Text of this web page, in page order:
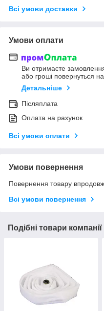
Всі умови доставки
Умови оплати
Ви отримаєте
або гроші повернуться
Детальніше
Післяплата
Оплата на рахунок
Всі умови оплати
Умови повернення
Повернення товару
Всі умови повернення
Подібні товари компанії